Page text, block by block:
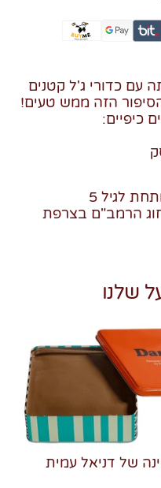
כדורי ג'ל קטנים
הסיפור הזה ממש טעים!
לגיל 5
הרמב"ם בצרפת
שלנו
של דניאל עמית